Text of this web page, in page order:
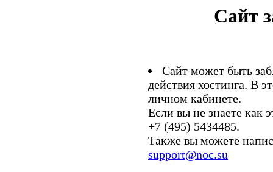
Сайт
Сайт может быть
действия хостинга. В
личном кабинете.
Если вы не знаете как
+7 (495) 5434485.
Также вы можете
support@noc.su